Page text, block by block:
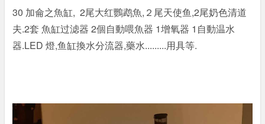
30 加侖之魚缸, 2尾大红鸚鹉魚,２尾天使鱼,2尾奶色清道
夫.2套 魚缸过滤器 2個自動喂魚器 1增氧器 1自動温水
器.LED 燈,鱼缸換水分流器,藥水.........用具等.